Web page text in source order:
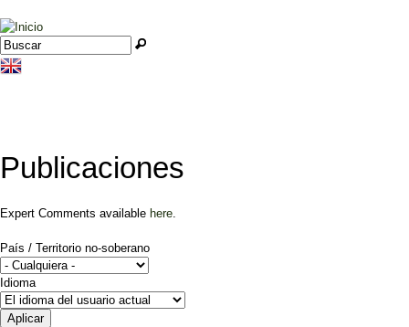
Jump to navigation
Formulario de búsqueda
Buscar
Publicaciones
Expert Comments available here
País / Territorio no-soberano
Idioma